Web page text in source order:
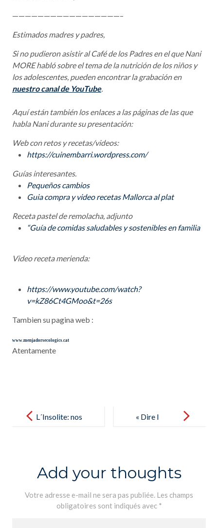
—————————————————–
Estimados madres y padres,
Si no pudieron asistir al Café de los Padres en el que Nani
MORE habló sobre el tema de la nutrición de los niños y
los adolescentes, pueden encontrar la grabación en
nuestro canal de YouTube.
Aquí están también los enlaces a las páginas de las que
habla Nani durante su presentación:
Web con retos y recetas/videos:
https://cuinembarri.wordpress.com/
Guías interesantes.
Pequeños cambios
Guia compra y video recetas Mallorca al plat
Receta pastel de remolacha, adjunto
“Guía de comidas saludables y sostenibles en familia
Video receta merienda:
https://www.youtube.com/watch?
v=kZ86Ct4GMoo&t=26s
Tambien su pagina web :
www.menjadorsecologics.cat
Atentamente
navigationL´Insolite: nos
´improvisent
journalistes –
L´Insolite:
« Dire l
merveille –
« Decir el
amor », los
Add your thoughts
Votre adresse e-mail ne sera pas publiée. Les champs
obligatoires sont indiqués avec *